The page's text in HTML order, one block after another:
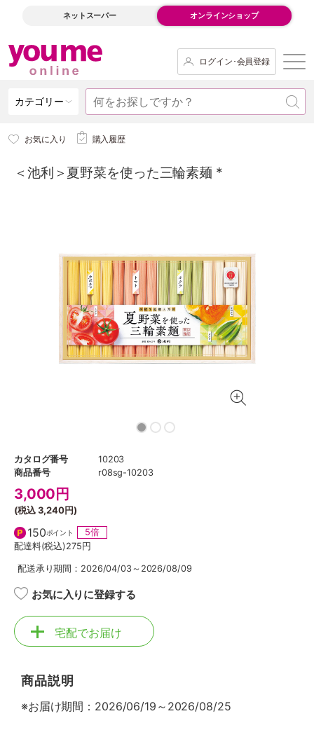
ネットスーパー オンラインショップ
ログイン･会員登録
カテゴリー
お気に入り 購入履歴
＜池利＞夏野菜を使った三輪素麺 *
カタログ番号
10203
商品番号
r08sg-10203
3,000 円
(税込3,240円)
150ポイント
5倍
配達料(税込)275円
配送承り期間：2026/04/03～2026/08/09
お気に入りに登録する
宅配でお届け
商品説明
※お届け期間：2026/06/19～2026/08/25